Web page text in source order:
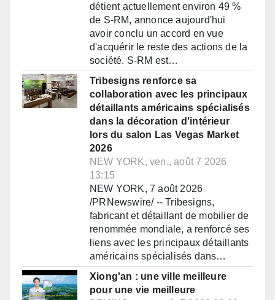
détient actuellement environ 49 %
de S-RM, annonce aujourd'hui
avoir conclu un accord en vue
d'acquérir le reste des actions de la
société. S-RM est…
Tribesigns renforce sa
collaboration avec les principaux
détaillants américains spécialisés
dans la décoration d'intérieur
lors du salon Las Vegas Market
2026
NEW YORK, ven., août 7 2026
13:15
NEW YORK, 7 août 2026
/PRNewswire/ -- Tribesigns,
fabricant et détaillant de mobilier de
renommée mondiale, a renforcé ses
liens avec les principaux détaillants
américains spécialisés dans…
Xiong'an : une ville meilleure
pour une vie meilleure